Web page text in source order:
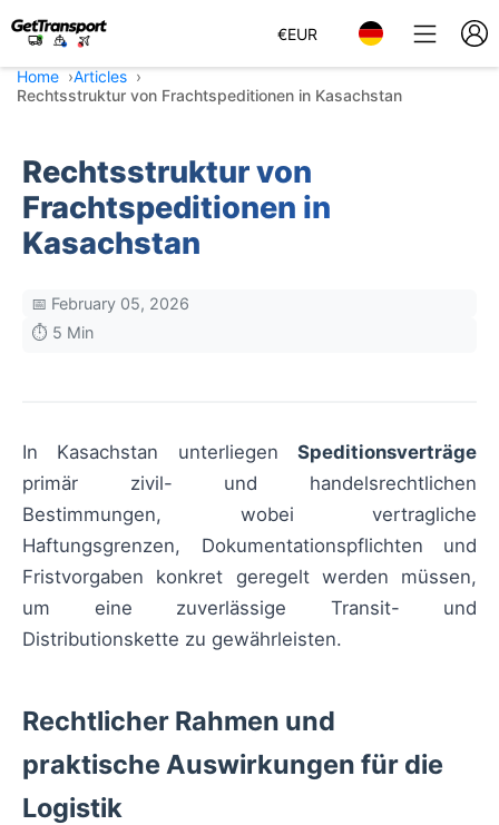
€EUR
Home
Articles
Rechtsstruktur von Frachtspeditionen in Kasachstan
Rechtsstruktur von
Frachtspeditionen in
Kasachstan
📅 February 05, 2026
⏱️ 5 Min
In Kasachstan unterliegen Speditionsverträge
primär zivil- und handelsrechtlichen
Bestimmungen, wobei vertragliche
Haftungsgrenzen, Dokumentationspflichten und
Fristvorgaben konkret geregelt werden müssen,
um eine zuverlässige Transit- und
Distributionskette zu gewährleisten.
Rechtlicher Rahmen und
praktische Auswirkungen für die
Logistik